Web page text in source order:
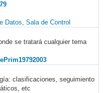
Datos Sala de Control
se tratará cualquier tema
clasificaciones, seguimiento
etc